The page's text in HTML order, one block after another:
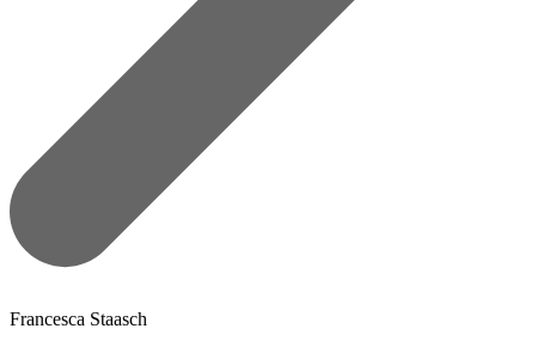
Francesca Staasch